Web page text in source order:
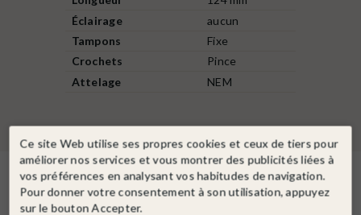
Éclairage
aucun
Tampons
Fixe
Crochets
Pince
Attelage
NEM
En complément
Ce site Web utilise ses propres cookies et ceux de tiers pour
améliorer nos services et vous montrer des publicités liées à
vos préférences en analysant vos habitudes de navigation.
Pour donner votre consentement à son utilisation, appuyez
sur le bouton Accepter.